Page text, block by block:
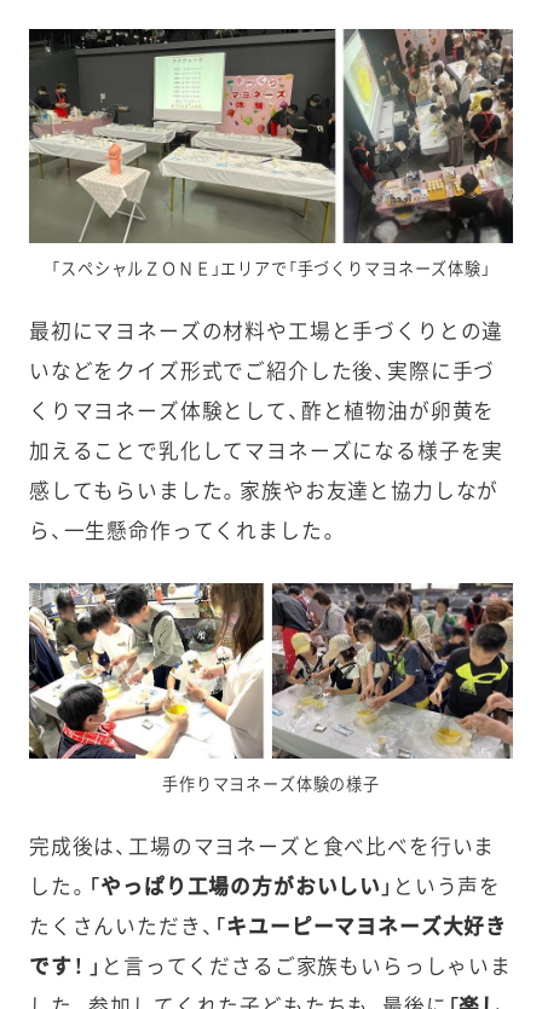
「スペシャルＺＯＮＥ」エリアで「手づくりマヨネーズ体験」
最初にマヨネーズの材料や工場と手づくりとの違
いなどをクイズ形式でご紹介した後、実際に手づ
くりマヨネーズ体験として、酢と植物油が卵黄を
加えることで乳化してマヨネーズになる様子を実
感してもらいました。家族やお友達と協力しなが
ら、一生懸命作ってくれました。
手作りマヨネーズ体験の様子
完成後は、工場のマヨネーズと食べ比べを行いま
した。 「やっぱり工場の方がおいしい」 という声を
たくさんいただき、 「キユーピーマヨネーズ大好き
です！ 」 と言ってくださるご家族もいらっしゃいま